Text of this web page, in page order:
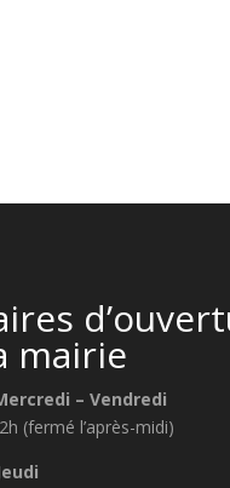
mairie
– Vendredi
(fermé l’après-midi)